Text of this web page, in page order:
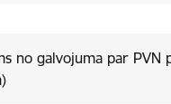
no galvojuma par PVN